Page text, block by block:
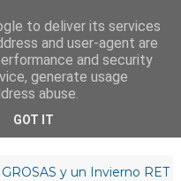
y un Invierno
to deliver its services
and user-agent are
and security
generate usage
abuse.
GOT IT